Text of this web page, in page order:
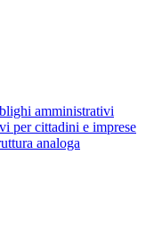
amministrativi
per cittadini e imprese
analoga